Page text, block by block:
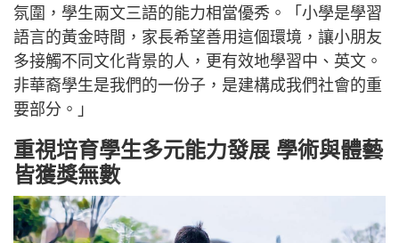
氛圍，學生兩文三語的能力相當優秀。「小學是學習
語言的黃金時間，家長希望善用這個環境，讓小朋友
多接觸不同文化背景的人，更有效地學習中、英文。
非華裔學生是我們的一份子，是建構成我們社會的重
要部分。」
重視培育學生多元能力發展 學術與體藝
皆獲獎無數